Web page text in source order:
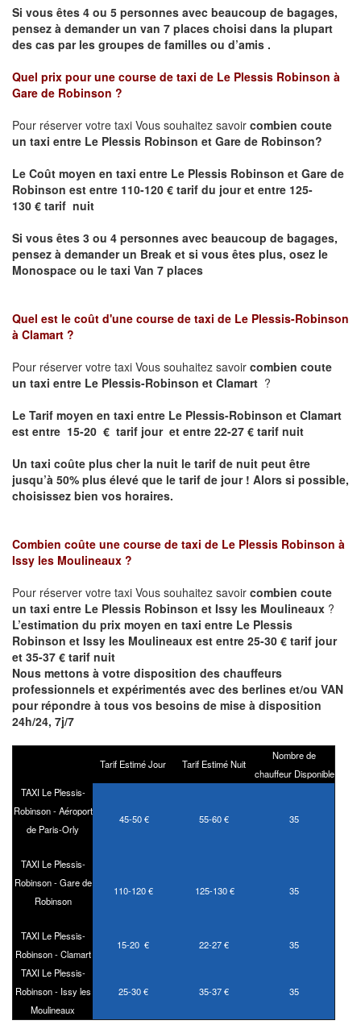
Si vous êtes 4 ou 5 personnes avec beaucoup de bagages,
pensez à demander un van 7 places choisi dans la plupart
des cas par les groupes de familles ou d’amis .
Quel prix pour une course de taxi de Le Plessis Robinson à
Gare de Robinson ?
Pour réserver votre taxi Vous souhaitez savoir combien coute
un taxi entre Le Plessis Robinson et Gare de Robinson?
Le Coût moyen en taxi entre Le Plessis Robinson et Gare de
Robinson est entre 110-120 € tarif du jour et entre 125-
130 € tarif nuit
Si vous êtes 3 ou 4 personnes avec beaucoup de bagages,
pensez à demander un Break et si vous êtes plus, osez le
Monospace ou le taxi Van 7 places
Quel est le coût d'une course de taxi de Le Plessis-Robinson
à Clamart ?
Pour réserver votre taxi Vous souhaitez savoir combien coute
un taxi entre Le Plessis-Robinson et Clamart ?
Le Tarif moyen en taxi entre Le Plessis-Robinson et Clamart
est entre 15-20 € tarif jour et entre 22-27 € tarif nuit
Un taxi coûte plus cher la nuit le tarif de nuit peut être
jusqu’à 50% plus élevé que le tarif de jour ! Alors si possible,
choisissez bien vos horaires.
Combien coûte une course de taxi de Le Plessis Robinson à
Issy les Moulineaux ?
Pour réserver votre taxi Vous souhaitez savoir combien coute
un taxi entre Le Plessis Robinson et Issy les Moulineaux ?
L’estimation du prix moyen en taxi entre Le Plessis
Robinson et Issy les Moulineaux est entre 25-30 € tarif jour
et 35-37 € tarif nuit
Nous mettons à votre disposition des chauffeurs
professionnels et expérimentés avec des berlines et/ou VAN
pour répondre à tous vos besoins de mise à disposition
24h/24, 7j/7
Tarif Estimé Jour Tarif Estimé Nuit
Nombre de
chauffeur Disponible
TAXI Le Plessis-
Robinson - Aéroport
de Paris-Orly
45-50 € 55-60 € 35
TAXI Le Plessis-
Robinson - Gare de
Robinson
110-120 € 125-130 € 35
TAXI Le Plessis-
Robinson - Clamart
15-20 € 22-27 € 35
TAXI Le Plessis-
Robinson - Issy les
Moulineaux
25-30 € 35-37 € 35